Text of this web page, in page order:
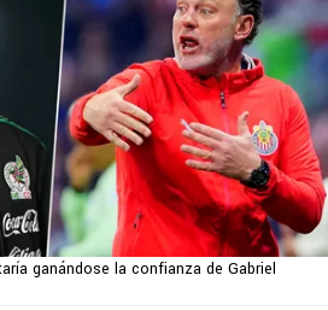
ganándose la confianza de Gabriel